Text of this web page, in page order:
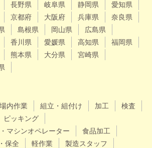
長野県 岐阜県 静岡県
愛知県
京都府 大阪府 兵庫県
奈良県
島根県 岡山県
広島県
香川県 愛媛県 高知県
福岡県
熊本県 大分県
宮崎県
内作業 組立・組付け 加工
検査
ピッキング
マシンオペレーター
食品加工
保全 軽作業
製造スタッフ